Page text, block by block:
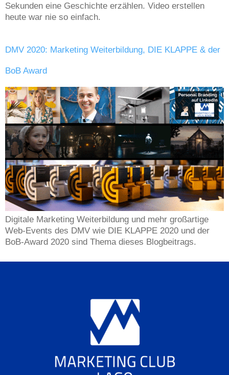
Sekunden eine Geschichte erzählen. Video erstellen
heute war nie so einfach.
DMV 2020: Marketing Weiterbildung, DIE KLAPPE & der
BoB Award
Digitale Marketing Weiterbildung und mehr großartige
Web-Events des DMV wie DIE KLAPPE 2020 und der
BoB-Award 2020 sind Thema dieses Blogbeitrags.